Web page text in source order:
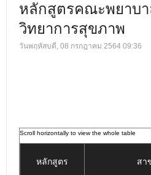
หลักสูตรคณะพยาบ
วิทยาการสุขภาพ
วันพฤหัสบดี, 08 กรกฎาคม 2564 09:36
หลักสูตร สา